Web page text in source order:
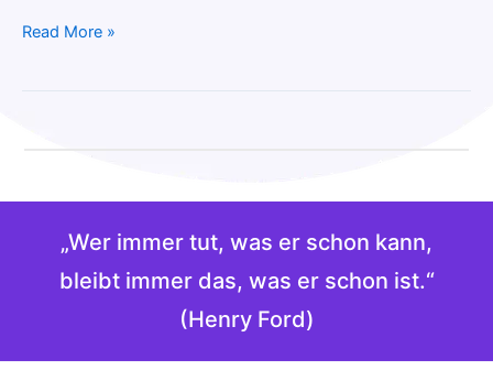
Read More »
„Wer immer tut, was er schon kann,
bleibt immer das, was er schon ist.“
(Henry Ford)